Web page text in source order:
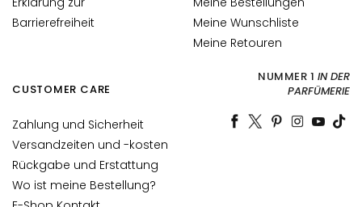
s
k
G
e
i
c
h
Barrierefreiheit
CUSTOMER CARE
Zahlung und Sicherheit
Versandzeiten und -kosten
Rückgabe und Erstattung
Wo ist meine Bestellung?
Meine Wunschliste
Meine Retouren
NUMMER 1 IN DER
PARFÜMERIE